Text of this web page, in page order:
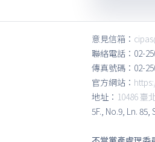
意見信箱：
聯絡電話：02-
傳真號碼：02-
官方網站：
地址： 10486 臺
5F., No.9, Ln.